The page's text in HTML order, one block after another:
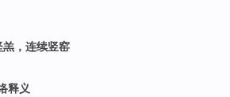
羔，连续竖窑
释义